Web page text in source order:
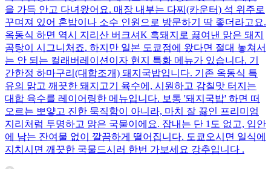
을 가득 안고 다녀왔어요. 매장 내부는 다찌(카운터) 석 위주로
꾸며져 있어 혼밥이나 소수 인원으로 방문하기 딱 좋더라고요.
옥동식 하면 역시 지리산 버크셔K 흑돼지로 끓여낸 맑은 돼지
곰탕이 시그니처죠. 하지만 일본 도쿄점에 왔다면 절대 놓쳐서
는 안 되는 컬래버레이션이자 현지 특화 메뉴가 있습니다. 기
간한정 하마구리(대합조개) 돼지국밥입니다. 기존 옥동식 특
유의 맑고 깨끗한 돼지고기 육수에, 시원하고 감칠맛 터지는
대합 육수를 레이어링한 메뉴입니다. 보통 '돼지국밥' 하면 떠
오르는 뽀얗고 진한 묵직함이 아니라, 마치 잘 끓인 프리미엄
지리처럼 투명하고 맑은 국물이에요. 잡내는 단 1도 없고, 입안
에 남는 잔여물 없이 깔끔하게 떨어집니다. 도쿄오시면 일식에
지치시면 깨끗한 국물드시러 한번 가보세요 강추입니다 .